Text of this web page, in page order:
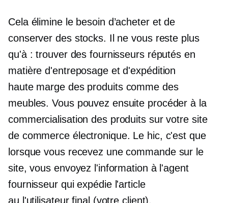
Cela élimine le besoin d’acheter et de
conserver des stocks. Il ne vous reste plus
qu'à : trouver des fournisseurs réputés en
matière d'entreposage et d'expédition
haute margedes produits comme des
meubles. Vous pouvez ensuite procéder à la
commercialisation des produits sur votre site
de commerce électronique. Le hic, c'est que
lorsque vous recevez une commande sur le
site, vous envoyez l'information à l'agent
fournisseur qui expédie l'article
au l'utilisateur final (votre client).